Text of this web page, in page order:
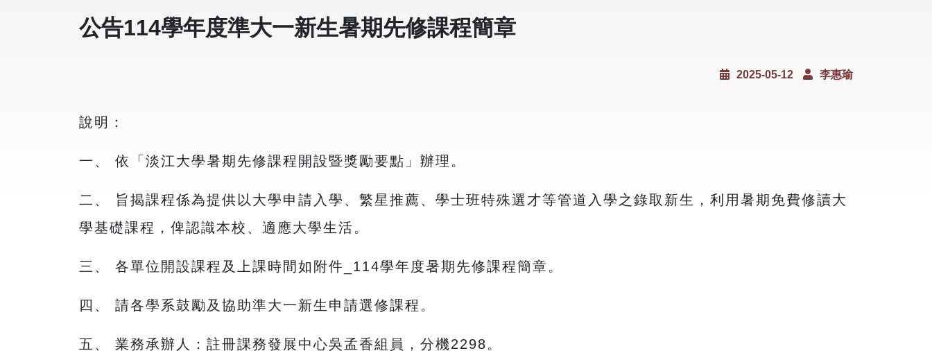
公告114學年度準大一新生暑期先修課程簡章
2025-05-12 李惠瑜
說明：
一、 依「淡江大學暑期先修課程開設暨獎勵要點」辦理。
二、 旨揭課程係為提供以大學申請入學、繁星推薦、學士班特殊選才等管道入學之錄取新生，利用暑期免費修讀大
學基礎課程，俾認識本校、適應大學生活。
三、 各單位開設課程及上課時間如附件_114學年度暑期先修課程簡章。
四、 請各學系鼓勵及協助準大一新生申請選修課程。
五、 業務承辦人：註冊課務發展中心吳孟香組員，分機2298。